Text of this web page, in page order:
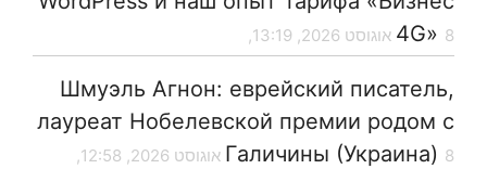
4G» 8 אוגוסט 2026, 13:19,
Шмуэль Агнон: еврейский писатель,
лауреат Нобелевской премии родом с
Галичины (Украина) 8 אוגוסט 2026, 12:58,